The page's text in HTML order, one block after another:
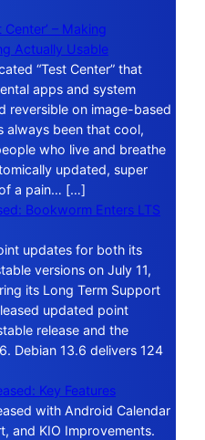
– Making
Actually Usable
“Test Center” that
apps and system
reversible on image-based
always been that cool,
who live and breathe
updated, super
a pain… […]
Bookworm Enters LTS
updates for both its
versions on July 11,
its Long Term Support
updated point
release and the
Debian 13.6 delivers 124
Key Features
with Android Calendar
and KIO Improvements.